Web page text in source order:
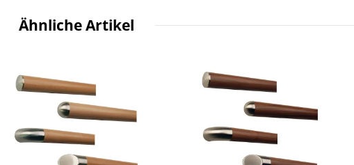
Ähnliche Artikel